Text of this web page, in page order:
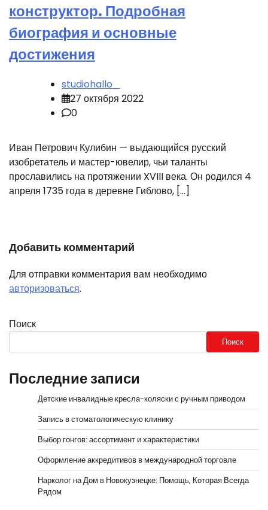
конструктор. Подробная
биография и основные
достижения
studiohallo_
27 октября 2022
0
Иван Петрович Кулибин — выдающийся русский
изобретатель и мастер-ювелир, чьи таланты
прославились на протяжении XVIII века. Он родился 4
апреля 1735 года в деревне Гиблово, […]
Добавить комментарий
Для отправки комментария вам необходимо
авторизоваться.
Поиск
Поиск
Последние записи
Детские инвалидные кресла-коляски с ручным приводом
Запись в стоматологическую клинику
Выбор гонгов: ассортимент и характеристики
Оформление аккредитивов в международной торговле
Нарколог на Дом в Новокузнецке: Помощь, Которая Всегда
Рядом